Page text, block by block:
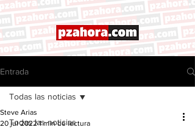
Entrada
Todas las noticias
Todas las noticias
Steve Arias
20 jul 2022 1 min de lectura